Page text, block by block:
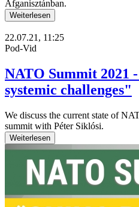
Afganisztánban.
Weiterlesen
22.07.21, 11:25
Pod-Vid
NATO Summit 2021
systemic challenges"
We discuss the current state of
summit with Péter Siklósi.
Weiterlesen